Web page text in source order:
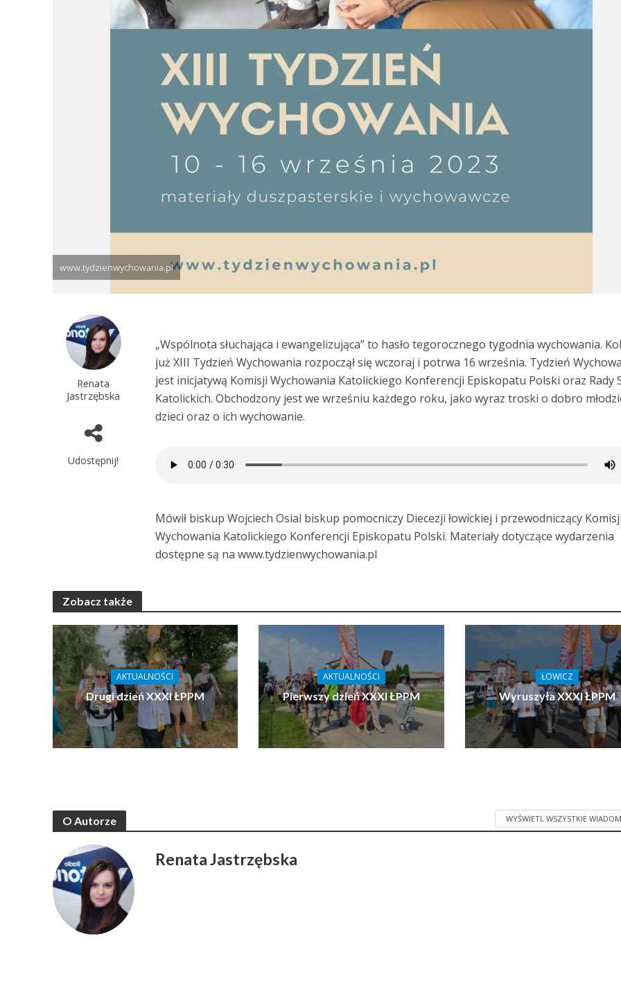
www.tydzienwychowania.pl
Renata
Jastrzębska
Udostępnij!
„Wspólnota słuchająca i ewangelizująca” to hasło tegorocznego tygodnia wychowania.
już XIII Tydzień Wychowania rozpoczął się wczoraj i potrwa 16 września. Tydzień
jest inicjatywą Komisji Wychowania Katolickiego Konferencji Episkopatu Polski oraz Rady
Katolickich. Obchodzony jest we wrześniu każdego roku, jako wyraz troski o dobro
dzieci oraz o ich wychowanie.
Mówił biskup Wojciech Osial biskup pomocniczy Diecezji łowickiej i przewodniczący
Wychowania Katolickiego Konferencji Episkopatu Polski. Materiały dotyczące wydarzenia
dostępne są na www.tydzienwychowania.pl
Zobacz także
AKTUALNOŚCI
Drugi dzień XXXI ŁPPM
AKTUALNOŚCI
Pierwszy dzień XXXI ŁPPM
ŁOWICZ
Wyruszyła XXXI ŁPPM
O Autorze WYŚWIETL WSZYSTKIE
Renata Jastrzębska